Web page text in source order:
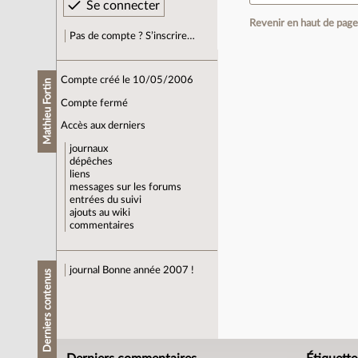
Pas de compte ? S’inscrire…
Mathieu Fortin Compte créé le 10/05/2006
Compte fermé
Accès aux derniers
journaux
dépêches
liens
messages sur les forums
entrées du suivi
ajouts au wiki
commentaires
Derniers contenus journal Bonne année 2007 !
Revenir en haut de page